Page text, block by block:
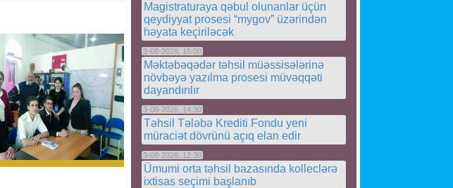
Magistraturaya qəbul olunanlar üçün
qeydiyyat prosesi “mygov” üzərindən
həyata keçiriləcək
3-08-2026, 15:00
Məktəbəqədər təhsil müəssisələrinə
növbəyə yazılma prosesi müvəqqəti
dayandırılır
3-08-2026, 14:30
Təhsil Tələbə Krediti Fondu yeni
müraciət dövrünü açıq elan edir
3-08-2026, 12:30
Ümumi orta təhsil bazasında kolleclərə
ixtisas seçimi başlanıb